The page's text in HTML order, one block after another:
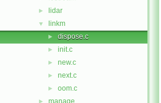
► lidar
▼ linkm
► dispose.c
► init.c
► new.c
► next.c
► oom.c
manage